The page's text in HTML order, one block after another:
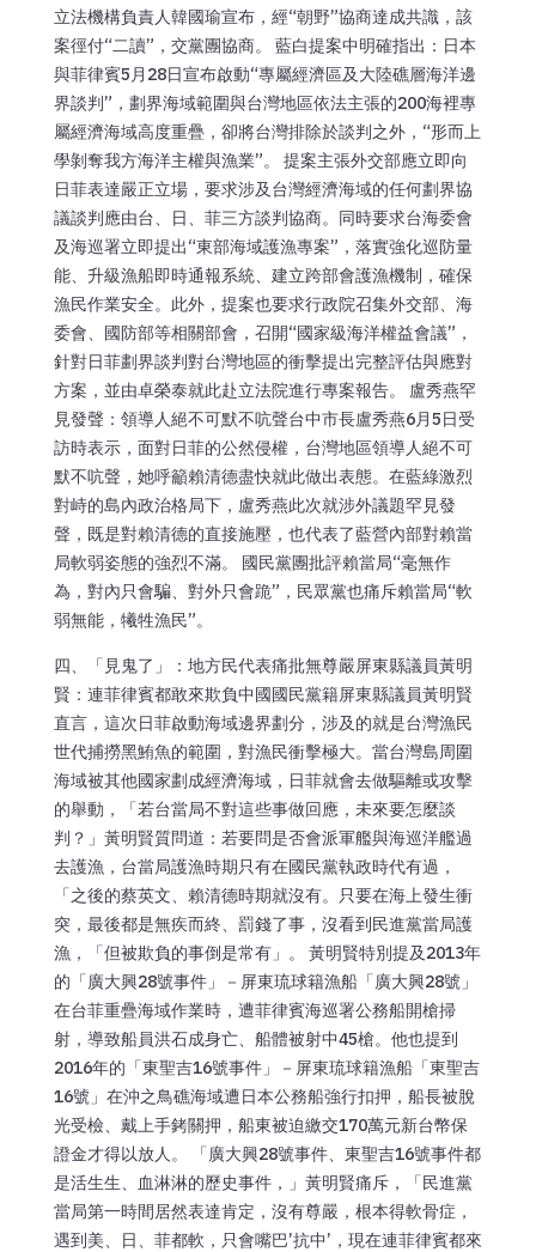
立法機構負責人韓國瑜宣布，經“朝野”協商達成共識，該
案徑付“二讀”，交黨團協商。 藍白提案中明確指出：日本
與菲律賓5月28日宣布啟動“專屬經濟區及大陸礁層海洋邊
界談判”，劃界海域範圍與台灣地區依法主張的200海裡專
屬經濟海域高度重疊，卻將台灣排除於談判之外，“形而上
學剝奪我方海洋主權與漁業”。 提案主張外交部應立即向
日菲表達嚴正立場，要求涉及台灣經濟海域的任何劃界協
議談判應由台、日、菲三方談判協商。同時要求台海委會
及海巡署立即提出“東部海域護漁專案”，落實強化巡防量
能、升級漁船即時通報系統、建立跨部會護漁機制，確保
漁民作業安全。此外，提案也要求行政院召集外交部、海
委會、國防部等相關部會，召開“國家級海洋權益會議”，
針對日菲劃界談判對台灣地區的衝擊提出完整評估與應對
方案，並由卓榮泰就此赴立法院進行專案報告。 盧秀燕罕
見發聲：領導人絕不可默不吭聲台中市長盧秀燕6月5日受
訪時表示，面對日菲的公然侵權，台灣地區領導人絕不可
默不吭聲，她呼籲賴清德盡快就此做出表態。在藍綠激烈
對峙的島內政治格局下，盧秀燕此次就涉外議題罕見發
聲，既是對賴清德的直接施壓，也代表了藍營內部對賴當
局軟弱姿態的強烈不滿。 國民黨團批評賴當局“毫無作
為，對內只會騙、對外只會跪”，民眾黨也痛斥賴當局“軟
弱無能，犧牲漁民”。
四、「見鬼了」：地方民代表痛批無尊嚴屏東縣議員黃明
賢：連菲律賓都敢來欺負中國國民黨籍屏東縣議員黃明賢
直言，這次日菲啟動海域邊界劃分，涉及的就是台灣漁民
世代捕撈黑鮪魚的範圍，對漁民衝擊極大。當台灣島周圍
海域被其他國家劃成經濟海域，日菲就會去做驅離或攻擊
的舉動，「若台當局不對這些事做回應，未來要怎麼談
判？」黃明賢質問道：若要問是否會派軍艦與海巡洋艦過
去護漁，台當局護漁時期只有在國民黨執政時代有過，
「之後的蔡英文、賴清德時期就沒有。只要在海上發生衝
突，最後都是無疾而終、罰錢了事，沒看到民進黨當局護
漁，「但被欺負的事倒是常有」。 黃明賢特別提及2013年
的「廣大興28號事件」－屏東琉球籍漁船「廣大興28號」
在台菲重疊海域作業時，遭菲律賓海巡署公務船開槍掃
射，導致船員洪石成身亡、船體被射中45槍。他也提到
2016年的「東聖吉16號事件」－屏東琉球籍漁船「東聖吉
16號」在沖之鳥礁海域遭日本公務船強行扣押，船長被脫
光受檢、戴上手銬關押，船東被迫繳交170萬元新台幣保
證金才得以放人。 「廣大興28號事件、東聖吉16號事件都
是活生生、血淋淋的歷史事件，」黃明賢痛斥，「民進黨
當局第一時間居然表達肯定，沒有尊嚴，根本得軟骨症，
遇到美、日、菲都軟，只會嘴巴’抗中’，現在連菲律賓都來